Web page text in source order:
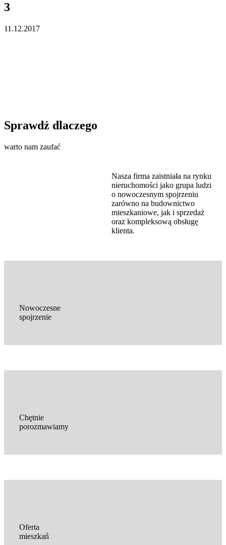
3
11.12.2017
Sprawdź dlaczego
warto nam zaufać
Nasza firma zaistniała na rynku
nieruchomości jako grupa ludzi
o nowoczesnym spojrzeniu
zarówno na budownictwo
mieszkaniowe, jak i sprzedaż
oraz kompleksową obsługę
klienta.
Nowoczesne
spojrzenie
Chętnie
porozmawiamy
Oferta
mieszkań